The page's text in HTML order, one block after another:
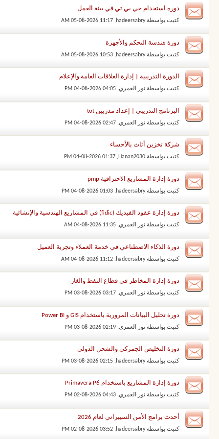
دوره استخدام جي بي تي في بيئة العمل
كتبت بواسطةhadeersabry
‏, 05-08-2026 11:17 AM
دورة هندسة التحكم والأجهزة
كتبت بواسطةhadeersabry
‏, 05-08-2026 10:53 AM
الدورة التدريبية | إدارة العلاقات العامة والإعلام
كتبت بواسطة نور العمري‏, 04-08-2026 04:05 PM
البرنامج التدريبي | إعداد مدربين tot
كتبت بواسطة نور العمري‏, 04-08-2026 02:47 PM
شركة تخزين أثاث بالأحساء
كتبت بواسطة Hanan2030
‏, 04-08-2026 01:37 PM
دورة إدارة المشاريع الاحترافية pmp
كتبت بواسطةhadeersabry
‏, 04-08-2026 01:03 PM
دورة إدارة عقود الفيديك (fidic) في المشاريع الهندسية والإنشائية
كتبت بواسطة نور العمري‏, 04-08-2026 11:35 AM
دورة الذكاء الاصطناعي في خدمة العملاء وتجربة العميل
كتبت بواسطةhadeersabry
‏, 04-08-2026 11:12 AM
دورة إدارة المخاطر في قطاع النفط والغاز
كتبت بواسطة نور العمري‏, 03-08-2026 03:17 PM
دورة تحليل البيانات المرورية باستخدام GIS و Power BI
كتبت بواسطة نور العمري‏, 03-08-2026 02:19 PM
دورة التخليص الجمركي والشحن الدولي
كتبت بواسطةhadeersabry
‏, 03-08-2026 02:15 PM
دورة إدارة المشاريع باستخدام Primavera P6
كتبت بواسطة نور العمري‏, 02-08-2026 04:43 PM
أحدث برامج الأمن السيبراني لعام 2026
كتبت بواسطةhadeersabry
‏, 02-08-2026 03:52 PM